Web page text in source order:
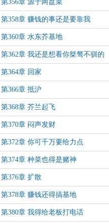
第356章 源于两盘菜
第358章 赚钱的事还是要靠我
第360章 水东芥基地
第362章 我还是想看你桀骜不驯的
样子
第364章 回家
第366章 抵沪
第368章 芥兰起飞
第370章 闷声发财
第372章 你可千万要给力点
第374章 种菜也得是赌神
第376章 扩散
第378章 赚钱还得搞基地
第380章 我得给老板打电话